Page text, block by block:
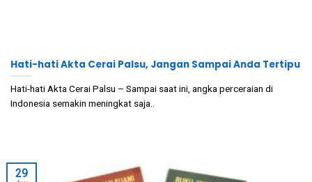
Hati-hati Akta Cerai Palsu, Jangan Sampai Anda Tertipu
Hati-hati Akta Cerai Palsu – Sampai saat ini, angka perceraian di
Indonesia semakin meningkat saja..
29